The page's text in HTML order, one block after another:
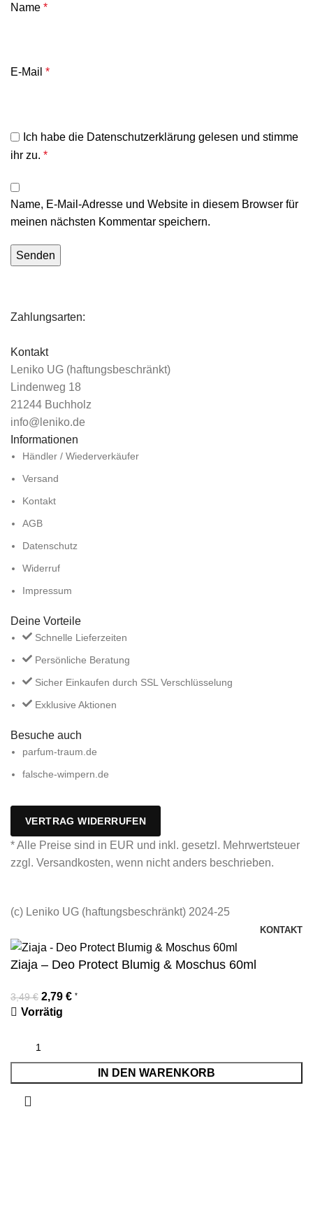
Name *
E-Mail *
Ich habe die Datenschutzerklärung gelesen und stimme
ihr zu. *
Name, E-Mail-Adresse und Website in diesem Browser für
meinen nächsten Kommentar speichern.
Zahlungsarten:
Kontakt
Leniko UG (haftungsbeschränkt)
Lindenweg 18
21244 Buchholz
info@leniko.de
Informationen
Händler / Wiederverkäufer
Versand
Kontakt
AGB
Datenschutz
Widerruf
Impressum
Deine Vorteile
Schnelle Lieferzeiten
Persönliche Beratung
Sicher Einkaufen durch SSL Verschlüsselung
Exklusive Aktionen
Besuche auch
parfum-traum.de
falsche-wimpern.de
VERTRAG WIDERRUFEN
* Alle Preise sind in EUR und inkl. gesetzl. Mehrwertsteuer
zzgl. Versandkosten, wenn nicht anders beschrieben.
(c) Leniko UG (haftungsbeschränkt) 2024-25
KONTAKT
Ziaja – Deo Protect Blumig & Moschus 60ml
3,49€ 2,79 € *
Vorrätig
IN DEN WARENKORB